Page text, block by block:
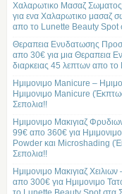
Χαλαρωτικο Μασαζ
για ενα Χαλαρωτικο μασαζ
απο το Lunette Beauty Spot
Θεραπεια Ενυδατωσης
απο 30€ για μια Θεραπεια
διαρκειας 45 λεπτων απο
Ημιμονιμο Manicure –
Ημιμονιμο Manicure
Σεπολια!!
Ημιμονιμο Μακιγιαζ
99€ απο 360€ για
Powder και Microshading
Σεπολια!!
Ημιμονιμο Μακιγιαζ
απο 300€ για Ημιμονιμο